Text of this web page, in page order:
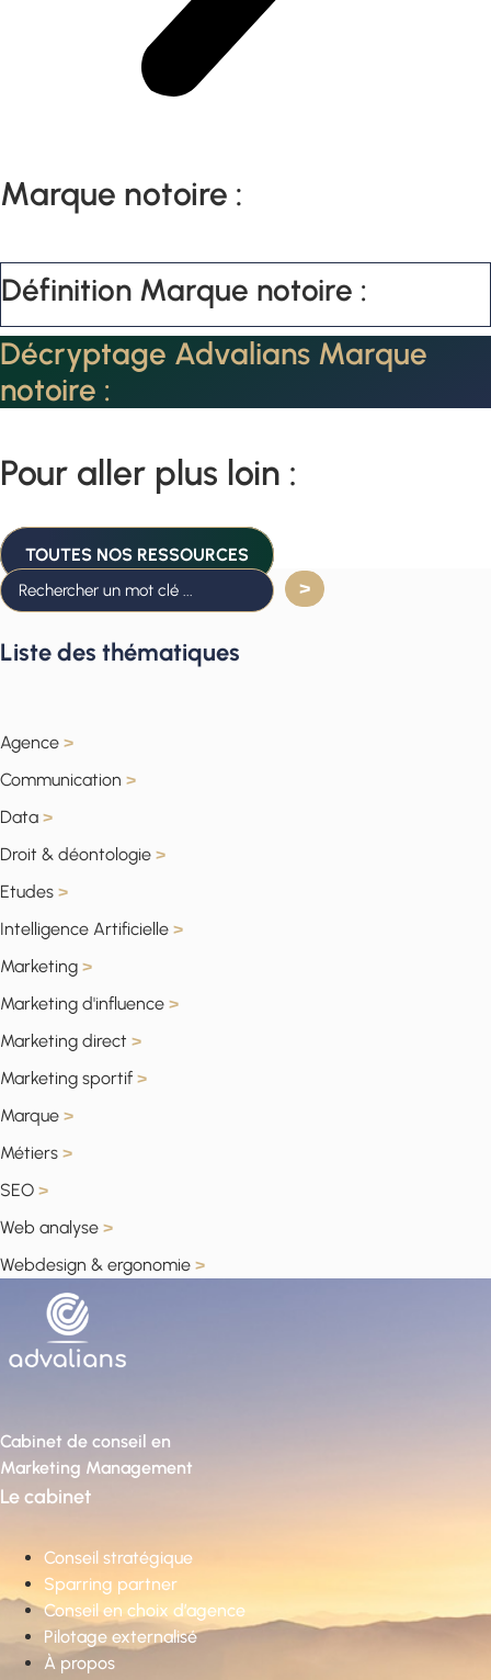
Marque notoire :
Définition Marque notoire :
Décryptage Advalians Marque
notoire :
Pour aller plus loin :
TOUTES NOS RESSOURCES
Liste des thématiques
Agence >
Communication >
Data >
Droit & déontologie >
Etudes >
Intelligence Artificielle >
Marketing >
Marketing d'influence >
Marketing direct >
Marketing sportif >
Marque >
Métiers >
SEO >
Web analyse >
Webdesign & ergonomie >
Cabinet de conseil en
Marketing Management
Le cabinet
Conseil stratégique
Sparring partner
Conseil en choix d’agence
Pilotage externalisé
À propos